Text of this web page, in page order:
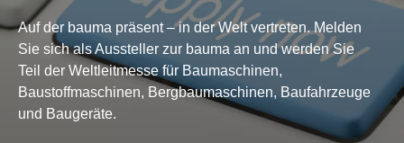
Auf der bauma präsent – in der Welt vertreten. Melden
Sie sich als Aussteller zur bauma an und werden Sie
Teil der Weltleitmesse für Baumaschinen,
Baustoffmaschinen, Bergbaumaschinen, Baufahrzeuge
und Baugeräte.